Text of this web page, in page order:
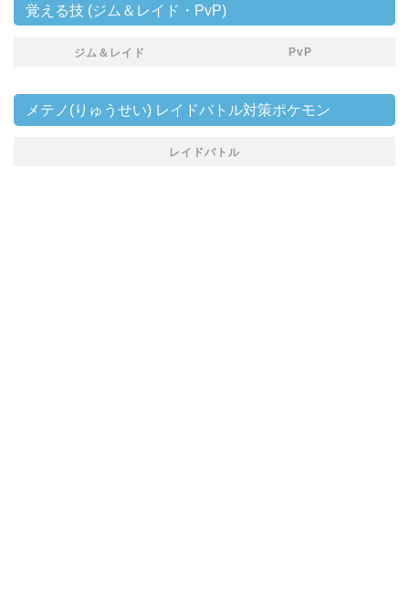
覚える技 (ジム＆レイド・PvP)
ジム＆レイド PvP
メテノ(りゅうせい) レイドバトル対策ポケモン
レイドバトル